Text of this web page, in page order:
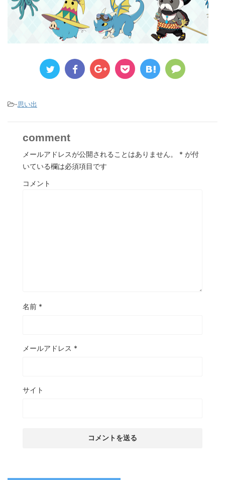
-思い出
comment
メールアドレスが公開されることはありません。 * が付
いている欄は必須項目です
コメント
名前 *
メールアドレス *
サイト